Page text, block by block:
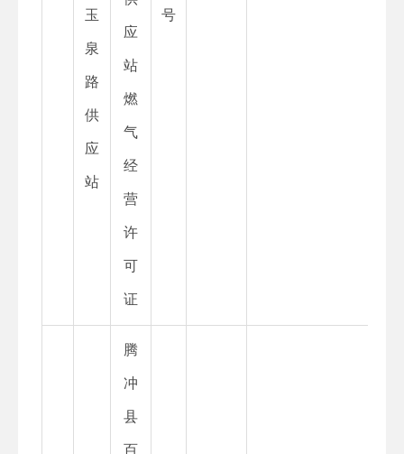
玉
泉
路
供
应
站
应
站
燃
气
经
营
许
可
证
号
腾
冲
县
百